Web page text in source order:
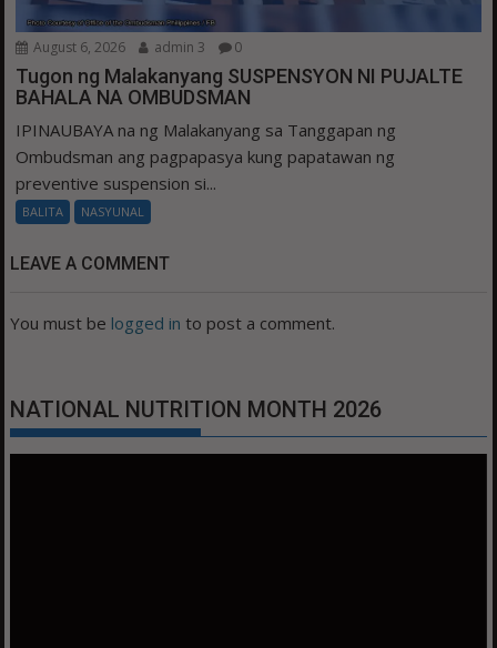
August 6, 2026 admin 3 0
Tugon ng Malakanyang SUSPENSYON NI PUJALTE
BAHALA NA OMBUDSMAN
IPINAUBAYA na ng Malakanyang sa Tanggapan ng
Ombudsman ang pagpapasya kung papatawan ng
preventive suspension si...
BALITA NASYUNAL
LEAVE A COMMENT
You must be logged in to post a comment.
NATIONAL NUTRITION MONTH 2026